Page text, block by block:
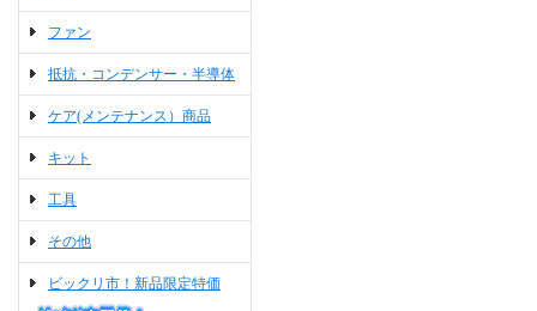
ファン
抵抗・コンデンサー・半導体
ケア(メンテナンス）商品
キット
工具
その他
ビックリ市！新品限定特価